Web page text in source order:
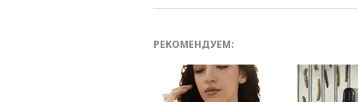
РЕКОМЕНДУЕМ: